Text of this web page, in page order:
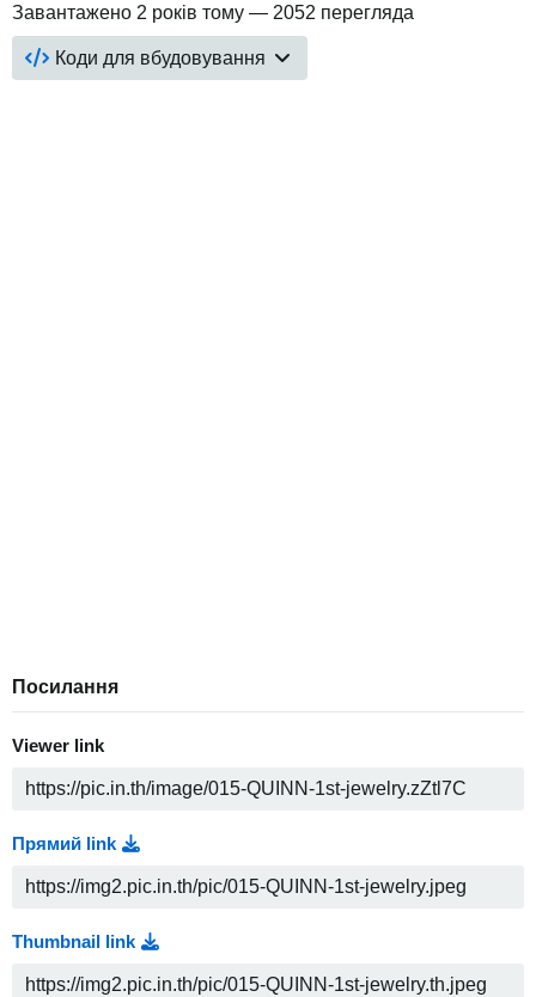
Завантажено 2 років тому — 2052 перегляда
Коди для вбудовування
Посилання
Viewer link
Прямий link
Thumbnail link